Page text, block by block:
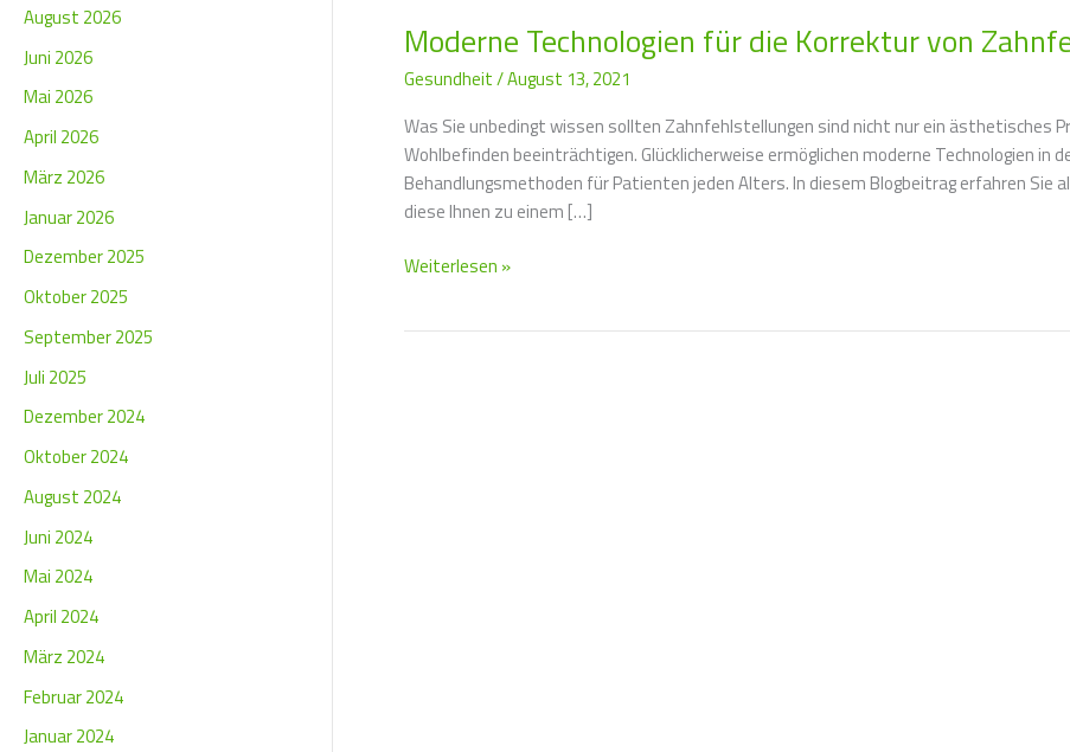
August 2026
Juni 2026
Mai 2026
April 2026
März 2026
Januar 2026
Dezember 2025
Oktober 2025
September 2025
Juli 2025
Dezember 2024
Oktober 2024
August 2024
Juni 2024
Mai 2024
April 2024
März 2024
Februar 2024
Januar 2024
Moderne Technologien für die Korrektur von
Gesundheit/August 13, 2021
Was Sie unbedingt wissen sollten Zahnfehlstellungen sind nicht nur ein ästhetisches
Wohlbefinden beeinträchtigen. Glücklicherweise ermöglichen moderne Technologien
Behandlungsmethoden für Patienten jeden Alters. In diesem Blogbeitrag erfahren Sie
diese Ihnen zu einem […]
Weiterlesen »